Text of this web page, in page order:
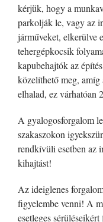
kérjük, hogy a
parkolják le, vagy az
járműveket, elkerülve
tehergépkocsik
kapubehajtók az
közelíthető meg, amíg
elhalad, ez várhatóan
A gyalogosforgalom
szakaszokon
rendkívüli esetben az
kihajtást!
Az ideiglenes
figyelembe venni! A
esetleges